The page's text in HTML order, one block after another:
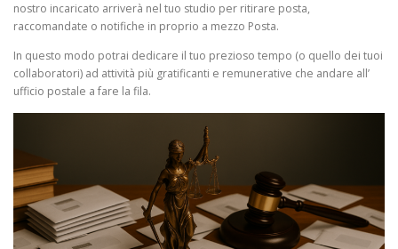
nostro incaricato arriverà nel tuo studio per ritirare posta,
raccomandate o notifiche in proprio a mezzo Posta.
In questo modo potrai dedicare il tuo prezioso tempo (o quello dei tuoi
collaboratori) ad attività più gratificanti e remunerative che andare all’
ufficio postale a fare la fila.